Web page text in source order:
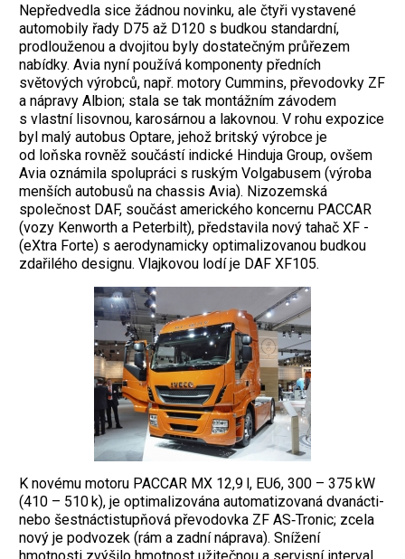
Nepředvedla sice žádnou novinku, ale čtyři vystavené
automobily řady D75 až D120 s budkou standardní,
prodlouženou a dvojitou byly dostatečným průřezem
nabídky. Avia nyní používá komponenty předních
světových výrobců, např. motory Cummins, převodovky ZF
a nápravy Albion; stala se tak montážním závodem
s vlastní lisovnou, karosárnou a lakovnou. V rohu ­expozice
byl malý autobus Optare, jehož britský výrobce je
od loňska rovněž součástí indické Hinduja Group, ovšem
Avia ozná­mila spolupráci s ruským Volgabusem (vý­roba
menších autobusů na chassis Avia). Nizozemská
společnost DAF, součást amerického koncernu PACCAR
(vozy Kenworth a Peterbilt), představila nový tahač XF ­
(eXtra Forte) s aerodynamicky optimalizovanou budkou
zdařilého designu. Vlajkovou lodí je DAF XF105.
K novému motoru PACCAR MX 12,9 l, EU6, 300 – 375 kW
(410 – 510 k), je optimalizována automatizovaná dvanácti-
nebo šestnáctistupňová převodovka ZF AS‑Tronic; zcela
nový je podvozek (rám a zadní náprava). Snížení
hmotnosti zvýšilo hmotnost užitečnou a servisní interval